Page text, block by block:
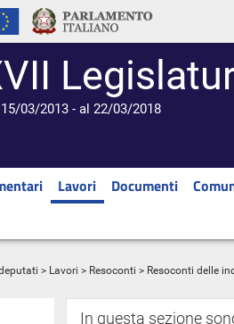
03/2013 - al 22/03/2018
Lavori Documenti
> Lavori > Resoconti > Resoconti delle
In questa sezione